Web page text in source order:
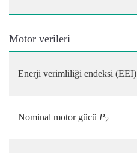
Motor verileri
Enerji verimliliği endeksi (EEI)
Nominal motor gücü P2